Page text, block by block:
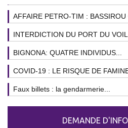
AFFAIRE PETRO-TIM : BASSIROU
INTERDICTION DU PORT DU
BIGNONA: QUATRE INDIVIDUS...
COVID-19 : LE RISQUE DE FAMINE
Faux billets : la gendarmerie...
DEMANDE